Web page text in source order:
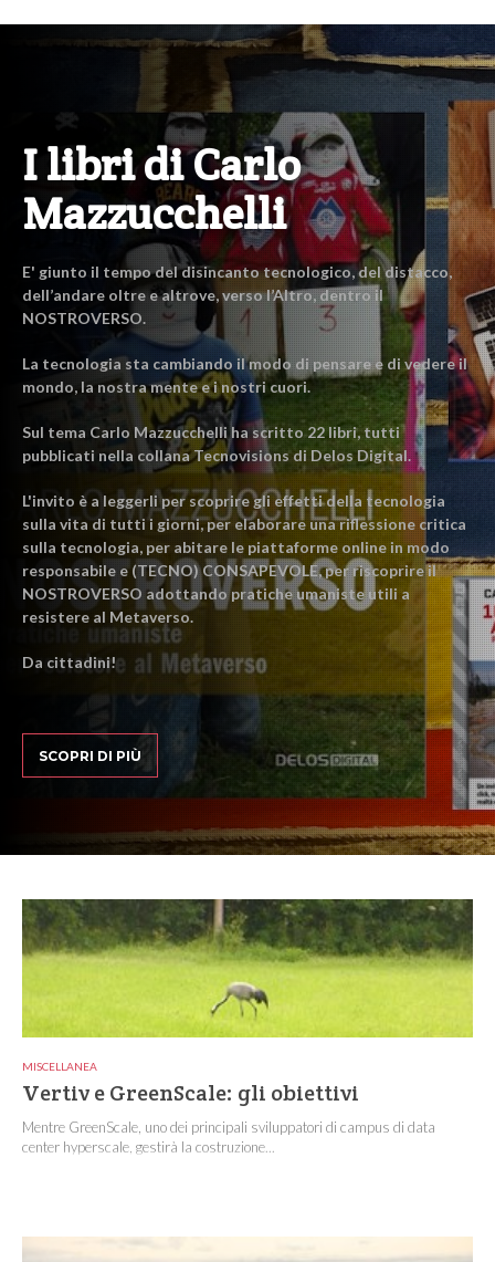
I libri di Carlo
Mazzucchelli
E' giunto il tempo del disincanto tecnologico, del distacco,
dell’andare oltre e altrove, verso l’Altro, dentro il
NOSTROVERSO.
La tecnologia sta cambiando il modo di pensare e di vedere il
mondo, la nostra mente e i nostri cuori.
Sul tema Carlo Mazzucchelli ha scritto 22 libri, tutti
pubblicati nella collana Tecnovisions di Delos Digital.
L'invito è a leggerli per scoprire gli effetti della tecnologia
sulla vita di tutti i giorni, per elaborare una riflessione critica
sulla tecnologia, per abitare le piattaforme online in modo
responsabile e (TECNO) CONSAPEVOLE, per riscoprire il
NOSTROVERSO adottando pratiche umaniste utili a
resistere al Metaverso.
Da cittadini!
SCOPRI DI PIÙ
MISCELLANEA
Vertiv e GreenScale: gli obiettivi
Mentre GreenScale, uno dei principali sviluppatori di campus di data
center hyperscale, gestirà la costruzione...